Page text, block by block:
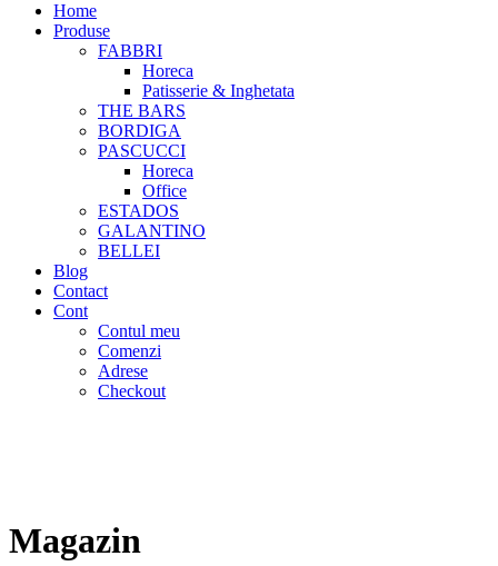
Home
Produse
FABBRI
Horeca
Patisserie & Inghetata
THE BARS
BORDIGA
PASCUCCI
Horeca
Office
ESTADOS
GALANTINO
BELLEI
Blog
Contact
Cont
Contul meu
Comenzi
Adrese
Checkout
Magazin